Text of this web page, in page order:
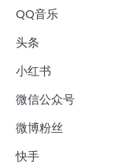
QQ音乐
头条
小红书
微信公众号
微博粉丝
快手